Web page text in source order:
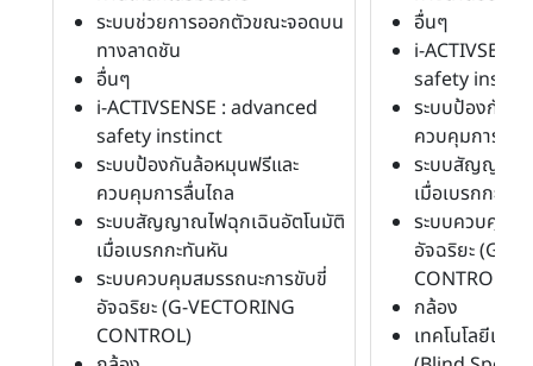
ระบบช่วยการออกตัวขณะจอดบน
ทางลาดชัน
อื่นๆ
i-ACTIVSENSE : advanced
safety instinct
ระบบป้องกันล้อหมุนฟรีและ
ควบคุมการลื่นไถล
ระบบสัญญาณไฟฉุกเฉินอัตโนมัติ
เมื่อเบรกกะทันหัน
ระบบควบคุมสมรรถนะการขับขี่
อัจฉริยะ (G-VECTORING
CONTROL)
อื่นๆ
i-
safety
ระบบป้องกันล้
ควบคุมการลื่น
ระบบสัญญาณ
เมื่อเบรกกะทัน
ระบบควบคุมส
อัจฉริยะ (G-
CONTROL)
กล้อง
เทคโนโลยีเตื